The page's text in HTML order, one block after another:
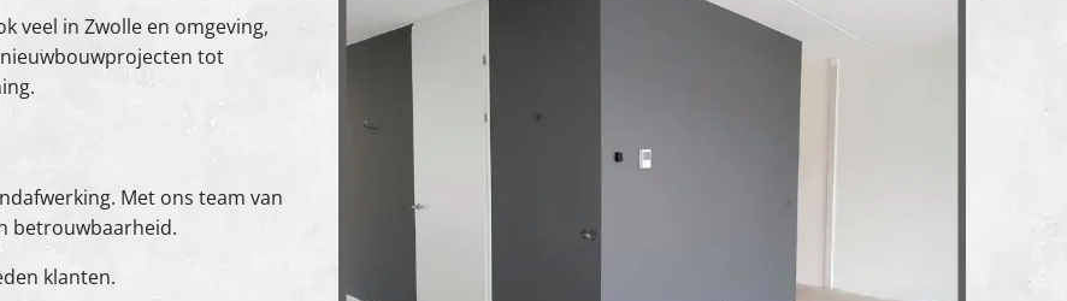
veel in Zwolle en omgeving,
tot
Met ons team van
betrouwbaarheid.
klanten.